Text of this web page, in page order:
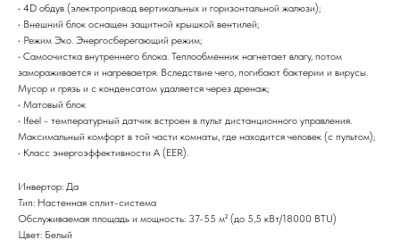
• 4D обдув (электропривод вертикальных и горизонтальной жалюзи);
• Внешний блок оснащен защитной крышкой вентилей;
• Режим Эко. Энергосберегающий режим;
• Самоочистка внутреннего блока. Теплообменник нагнетает влагу, потом
замораживается и нагреваетря. Вследствие чего, погибают бактерии и вирусы.
Мусор и грязь и с конденсатом удаляется через дренаж;
• Матовый блок
• Ifeel - температурный датчик встроен в пульт дистанционного управления.
Максимальный комфорт в той части комнаты, где находится человек (c пультом);
• Класс энергоэффективности A (EER).
Инвертор: Да
Тип: Настенная сплит-система
Обслуживаемая площадь и мощность: 37-55 м² (до 5,5 кВт/18000 BTU)
Цвет: Белый